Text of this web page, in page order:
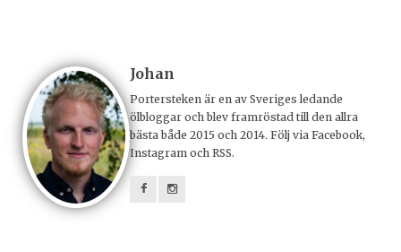
Johan
Portersteken är en av Sveriges ledande
ölbloggar och blev framröstad till den allra
bästa både 2015 och 2014. Följ via Facebook,
Instagram och RSS.